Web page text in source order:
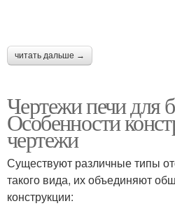
читать дальше →
Чертежи печи для
Особенности
чертежи
Существуют различные типы
такого вида, их объединяют
конструкции: